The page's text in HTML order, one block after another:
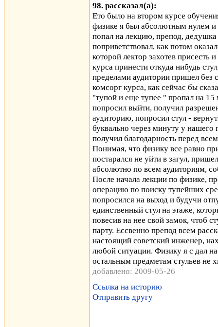
98. рассказал(а):
Ето было на втором курсе
физике я был абсолютным нулем и
попал на лекцию, препод, дедушка
поприветствовал, как потом
которой лектор захотев присесть
курса принести откуда нибудь
пределами аудитории пришел без
комсорг курса, как сейчас бы
"тупой и еще тупее " пропал на
попросил выйти, получил
аудиторию, попросил стул -
буквально через минуту у нашего
получил благодарность перед
Понимая, что физику все равно
постарался не уйти в загул,
абсолютно по всем аудиториям,
После начала лекции по физике,
операцию по поиску тупейших
попросился на выход и будучи
единственный стул на этаже,
повесив на нее свой замок, чтоб
парту. Ессвенно препод всем
настоящий советский инженер,
любой ситуации. Физику я с дал
остальным предметам стульев не
добавлено: 2009-05-26
Ссылка на историю
Отправить другу